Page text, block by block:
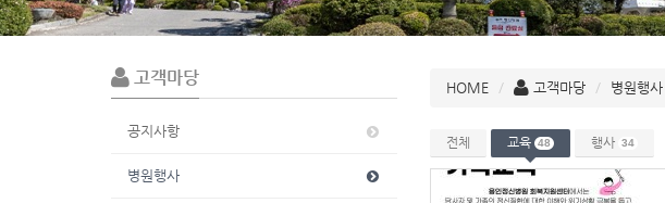
고객마당
공지사항
병원행사
HOME 고객마당 병원행사
전체 교육 48 행사 34